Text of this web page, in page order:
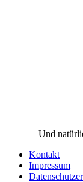
Und
Kontakt
Impressum